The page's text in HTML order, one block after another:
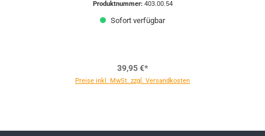
Produktnummer: 403.00.54
Sofort verfügbar
39,95 €*
Preise inkl. MwSt. zzgl. Versandkosten